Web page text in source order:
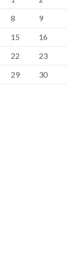
8
9
15
16
22
23
29
30